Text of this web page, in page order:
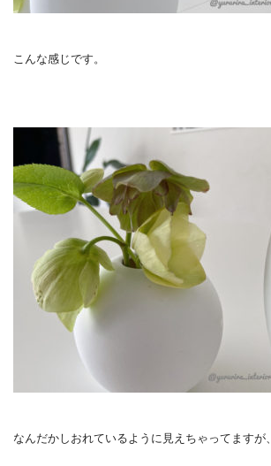
こんな感じです。
なんだかしおれているように見えちゃってますが、